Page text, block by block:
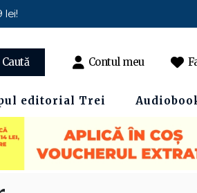
lei!
Caută Contul meu
editorial Trei